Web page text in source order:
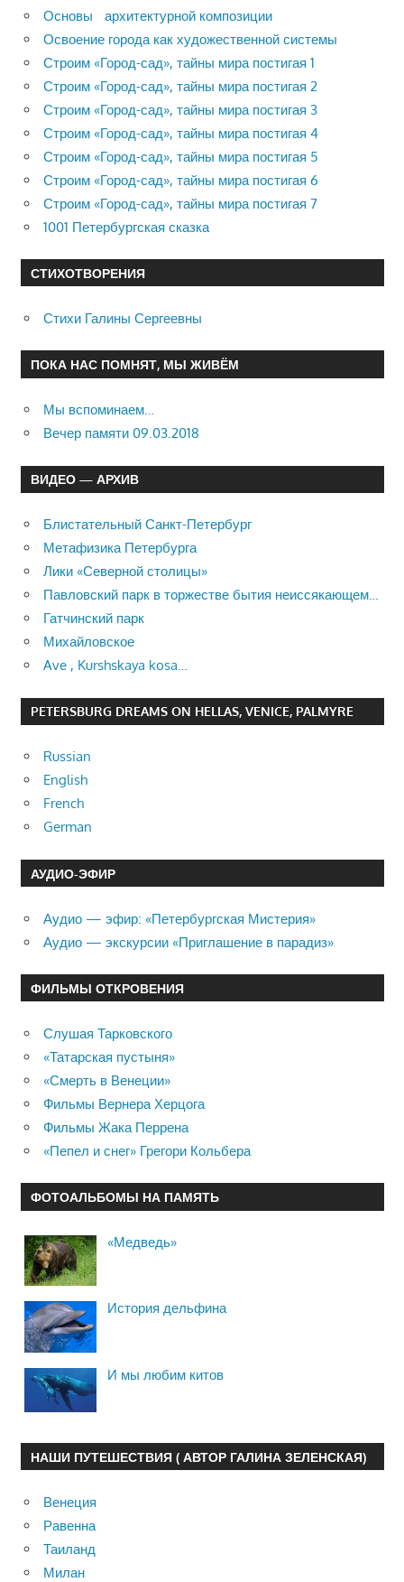
Основы архитектурной композиции
Освоение города как художественной системы
Строим «Город-сад», тайны мира постигая 1
Строим «Город-сад», тайны мира постигая 2
Строим «Город-сад», тайны мира постигая 3
Строим «Город-сад», тайны мира постигая 4
Строим «Город-сад», тайны мира постигая 5
Строим «Город-сад», тайны мира постигая 6
Строим «Город-сад», тайны мира постигая 7
1001 Петербургская сказка
СТИХОТВОРЕНИЯ
Стихи Галины Сергеевны
ПОКА НАС ПОМНЯТ, МЫ ЖИВЁМ
Мы вспоминаем…
Вечер памяти 09.03.2018
ВИДЕО — АРХИВ
Блистательный Санкт-Петербург
Метафизика Петербурга
Лики «Северной столицы»
Павловский парк в торжестве бытия неиссякающем…
Гатчинский парк
Михайловское
Ave , Kurshskaya kosa…
PETERSBURG DREAMS ON HELLAS, VENICE, PALMYRE
Russian
English
French
German
АУДИО-ЭФИР
Аудио — эфир: «Петербургская Мистерия»
Аудио — экскурсии «Приглашение в парадиз»
ФИЛЬМЫ ОТКРОВЕНИЯ
Слушая Тарковского
«Татарская пустыня»
«Смерть в Венеции»
Фильмы Вернера Херцога
Фильмы Жака Перрена
«Пепел и снег» Грегори Кольбера
ФОТОАЛЬБОМЫ НА ПАМЯТЬ
«Медведь»
История дельфина
И мы любим китов
НАШИ ПУТЕШЕСТВИЯ ( АВТОР ГАЛИНА ЗЕЛЕНСКАЯ)
Венеция
Равенна
Таиланд
Милан